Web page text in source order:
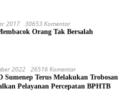
2017 30653 Komentar
Orang Tak Bersalah
2022 26516 Komentar
Sumenep Terus Melakukan Trobosan
Pelayanan Percepatan BPHTB